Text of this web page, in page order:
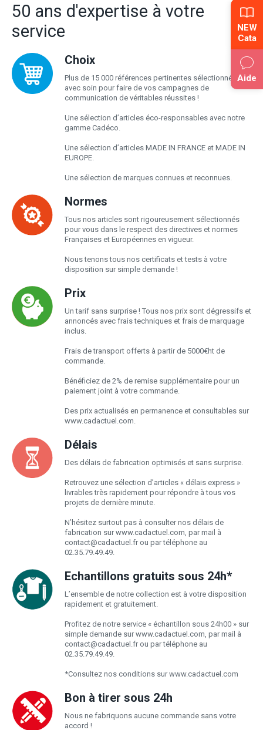
50 ans d'expertise à votre
service
Choix
Plus de 15 000 références pertinentes sélectionnées
avec soin pour faire de vos campagnes de
communication de véritables réussites !
Une sélection d’articles éco-responsables avec notre
gamme Cadéco.
Une sélection d’articles MADE IN FRANCE et MADE IN
EUROPE.
Une sélection de marques connues et reconnues.
Normes
Tous nos articles sont rigoureusement sélectionnés
pour vous dans le respect des directives et normes
Françaises et Européennes en vigueur.
Nous tenons tous nos certificats et tests à votre
disposition sur simple demande !
Prix
Un tarif sans surprise ! Tous nos prix sont dégressifs et
annoncés avec frais techniques et frais de marquage
inclus.
Frais de transport offerts à partir de 5000€ht de
commande.
Bénéficiez de 2% de remise supplémentaire pour un
paiement joint à votre commande.
Des prix actualisés en permanence et consultables sur
www.cadactuel.com.
Délais
Des délais de fabrication optimisés et sans surprise.
Retrouvez une sélection d’articles « délais express »
livrables très rapidement pour répondre à tous vos
projets de dernière minute.
N’hésitez surtout pas à consulter nos délais de
fabrication sur www.cadactuel.com, par mail à
contact@cadactuel.frou par téléphone au
02.35.79.49.49.
Echantillons gratuits sous 24h*
L’ensemble de notre collection est à votre disposition
rapidement et gratuitement.
Profitez de notre service « échantillon sous 24h00 » sur
simple demande sur www.cadactuel.com, par mail à
contact@cadactuel.frou par téléphone au
02.35.79.49.49.
*Consultez nos conditions sur www.cadactuel.com
Bon à tirer sous 24h
Nous ne fabriquons aucune commande sans votre
accord !
NEW
Cata
Aide